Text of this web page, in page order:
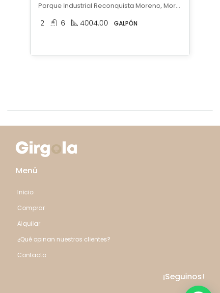
Parque Industrial Reconquista Moreno, Moreno, Moreno
2 6 4004.00 GALPÓN
Menú
Inicio
Comprar
Alquilar
¿Qué opinan nuestros clientes?
Contacto
¡Seguinos!